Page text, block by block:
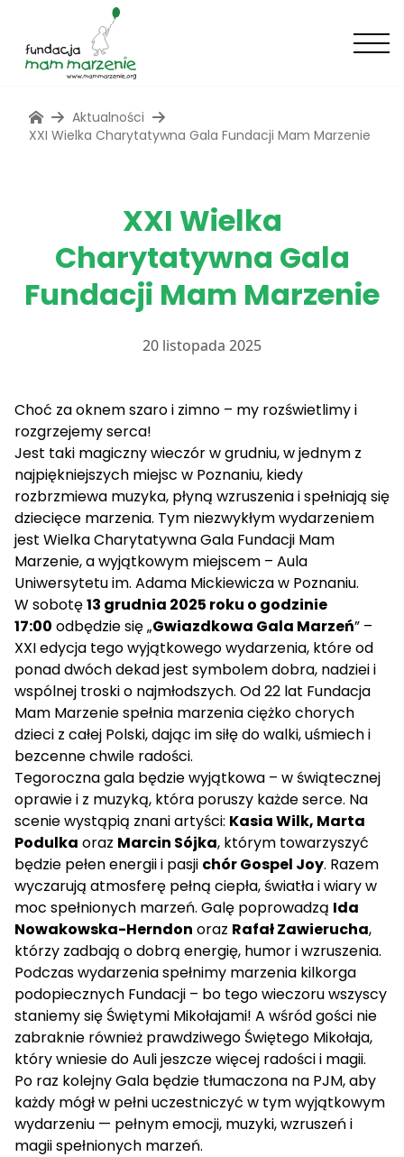
Aktualności
XXI Wielka Charytatywna Gala Fundacji Mam Marzenie
XXI Wielka
Charytatywna Gala
Fundacji Mam Marzenie
20 listopada 2025
Choć za oknem szaro i zimno – my rozświetlimy i
rozgrzejemy serca!
Jest taki magiczny wieczór w grudniu, w jednym z
najpiękniejszych miejsc w Poznaniu, kiedy
rozbrzmiewa muzyka, płyną wzruszenia i spełniają się
dziecięce marzenia. Tym niezwykłym wydarzeniem
jest Wielka Charytatywna Gala Fundacji Mam
Marzenie, a wyjątkowym miejscem – Aula
Uniwersytetu im. Adama Mickiewicza w Poznaniu.
W sobotę13 grudnia 2025 roku o godzinie
17:00 odbędzie się „Gwiazdkowa Gala Marzeń” –
XXI edycja tego wyjątkowego wydarzenia, które od
ponad dwóch dekad jest symbolem dobra, nadziei i
wspólnej troski o najmłodszych. Od 22 lat Fundacja
Mam Marzenie spełnia marzenia ciężko chorych
dzieci z całej Polski, dając im siłę do walki, uśmiech i
bezcenne chwile radości.
Tegoroczna gala będzie wyjątkowa – w świątecznej
oprawie i z muzyką, która poruszy każde serce. Na
scenie wystąpią znani artyści: Kasia Wilk, Marta
Podulka oraz Marcin Sójka, którym towarzyszyć
będzie pełen energii i pasji chór Gospel Joy. Razem
wyczarują atmosferę pełną ciepła, światła i wiary w
moc spełnionych marzeń. Galę poprowadzą Ida
Nowakowska-Herndon oraz Rafał Zawierucha,
którzy zadbają o dobrą energię, humor i wzruszenia.
Podczas wydarzenia spełnimy marzenia kilkorga
podopiecznych Fundacji – bo tego wieczoru wszyscy
staniemy się Świętymi Mikołajami! A wśród gości nie
zabraknie również prawdziwego Świętego Mikołaja,
który wniesie do Auli jeszcze więcej radości i magii.
Po raz kolejny Gala będzie tłumaczona na PJM, aby
każdy mógł w pełni uczestniczyć w tym wyjątkowym
wydarzeniu — pełnym emocji, muzyki, wzruszeń i
magii spełnionych marzeń.